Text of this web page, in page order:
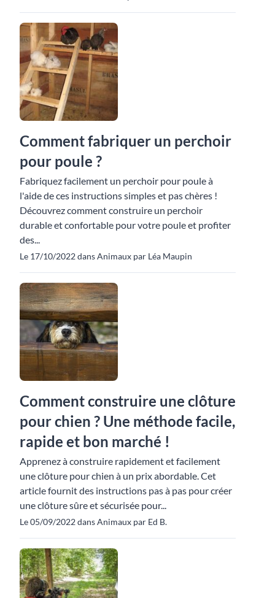
Comment fabriquer un perchoir
pour poule ?
Fabriquez facilement un perchoir pour poule à
l'aide de ces instructions simples et pas chères !
Découvrez comment construire un perchoir
durable et confortable pour votre poule et profiter
des...
Le 17/10/2022 dans Animaux par Léa Maupin
Comment construire une clôture
pour chien ? Une méthode facile,
rapide et bon marché !
Apprenez à construire rapidement et facilement
une clôture pour chien à un prix abordable. Cet
article fournit des instructions pas à pas pour créer
une clôture sûre et sécurisée pour...
Le 05/09/2022 dans Animaux par Ed B.